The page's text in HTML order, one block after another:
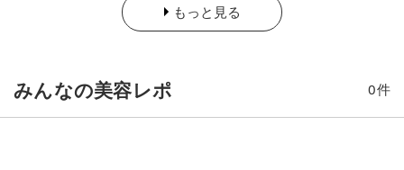
濃茶色 BR-2 自然な茶色 BR-3 明るい茶色 BR-4 黄味のある明る
ーーーーーーーー (´▽`)_/{実際使ってみたヨ✨ 今回は【BR-4(黄
味のある明るい茶色)】の紹介🙌 角が最小1mm、面が最大3mm
の三角芯でなめらかな 描き心地だから広い面で全体を埋めて角
もっと見る
みんなの美容レポ 0件